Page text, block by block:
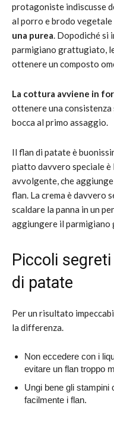
protagoniste indiscusse
al porro e brodo vegetale
una purea. Dopodiché si
parmigiano grattugiato,
ottenere un composto
La cottura avviene in
ottenere una consistenza
bocca al primo assaggio.
Il flan di patate è
piatto davvero speciale è
avvolgente, che
flan. La crema è davvero
scaldare la panna in un
aggiungere il
Piccoli
di patate
Per un risultato
la differenza.
Non eccedere con i
evitare un flan troppo
Ungi bene gli stampini
facilmente i flan.